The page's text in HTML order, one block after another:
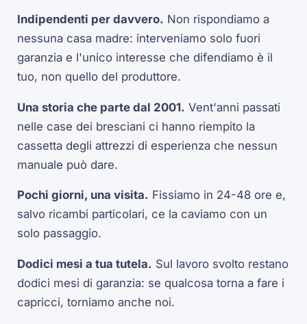
Indipendenti per davvero. Non rispondiamo a
nessuna casa madre: interveniamo solo fuori
garanzia e l'unico interesse che difendiamo è il
tuo, non quello del produttore.
Una storia che parte dal 2001. Vent'anni passati
nelle case dei bresciani ci hanno riempito la
cassetta degli attrezzi di esperienza che nessun
manuale può dare.
Pochi giorni, una visita. Fissiamo in 24-48 ore e,
salvo ricambi particolari, ce la caviamo con un
solo passaggio.
Dodici mesi a tua tutela. Sul lavoro svolto restano
dodici mesi di garanzia: se qualcosa torna a fare i
capricci, torniamo anche noi.